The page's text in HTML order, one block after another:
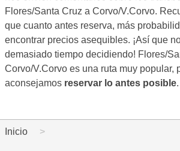
Flores/Santa Cruz a Corvo/V.Corvo.
que cuanto antes reserva, más
encontrar precios asequibles. ¡Así que
demasiado tiempo decidiendo! Flores/
Corvo/V.Corvo es una ruta muy popular,
aconsejamos reservar lo antes posible.
Inicio